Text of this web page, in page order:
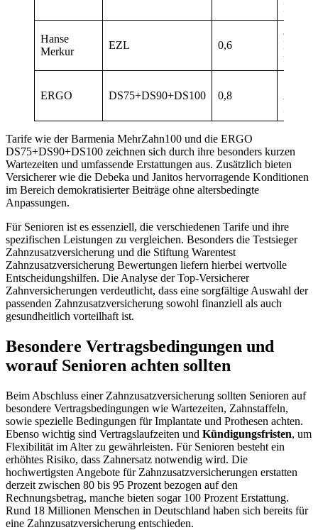
Hanse
Merkur
EZL 0,6
80%
für
ERGO DS75+DS90+DS100 0,8
Tarife wie der Barmenia MehrZahn100 und die ERGO
DS75+DS90+DS100 zeichnen sich durch ihre besonders kurzen
Wartezeiten und umfassende Erstattungen aus. Zusätzlich bieten
Versicherer wie die Debeka und Janitos hervorragende Konditionen
im Bereich demokratisierter Beiträge ohne altersbedingte
Anpassungen.
Für Senioren ist es essenziell, die verschiedenen Tarife und ihre
spezifischen Leistungen zu vergleichen. Besonders die Testsieger
Zahnzusatzversicherung und die Stiftung Warentest
Zahnzusatzversicherung Bewertungen liefern hierbei wertvolle
Entscheidungshilfen. Die Analyse der Top-Versicherer
Zahnversicherungen verdeutlicht, dass eine sorgfältige Auswahl der
passenden Zahnzusatzversicherung sowohl finanziell als auch
gesundheitlich vorteilhaft ist.
Besondere Vertragsbedingungen und
worauf Senioren achten sollten
Beim Abschluss einer Zahnzusatzversicherung sollten Senioren auf
besondere Vertragsbedingungen wie Wartezeiten, Zahnstaffeln,
sowie spezielle Bedingungen für Implantate und Prothesen achten.
Ebenso wichtig sind Vertragslaufzeiten und Kündigungsfristen, um
Flexibilität im Alter zu gewährleisten. Für Senioren besteht ein
erhöhtes Risiko, dass Zahnersatz notwendig wird. Die
hochwertigsten Angebote für Zahnzusatzversicherungen erstatten
derzeit zwischen 80 bis 95 Prozent bezogen auf den
Rechnungsbetrag, manche bieten sogar 100 Prozent Erstattung.
Rund 18 Millionen Menschen in Deutschland haben sich bereits für
eine Zahnzusatzversicherung entschieden.